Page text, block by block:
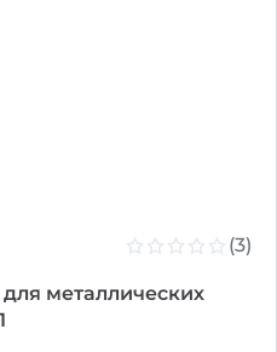
(3)
металлических